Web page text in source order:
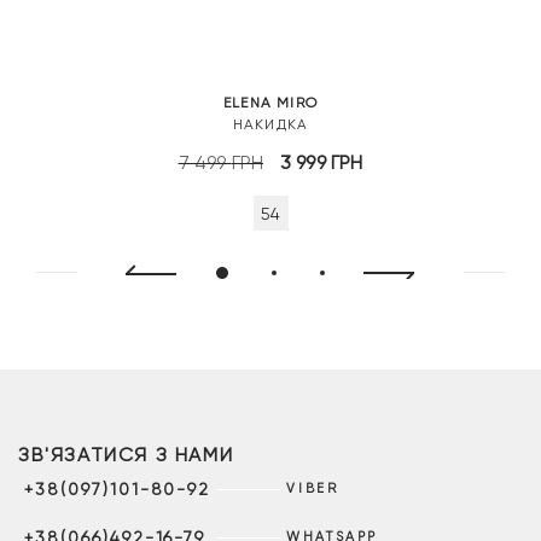
ELENA MIRO
НАКИДКА
7 499ГРН
Оригінальна
7
3 999 ГРН
54
ЗВ'ЯЗАТИСЯ З НАМИ
+38(097)101-80-92 VIBER
WHATSAPP